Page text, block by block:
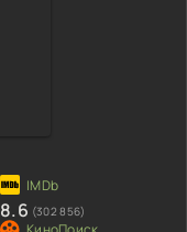
8.6 (302 856)